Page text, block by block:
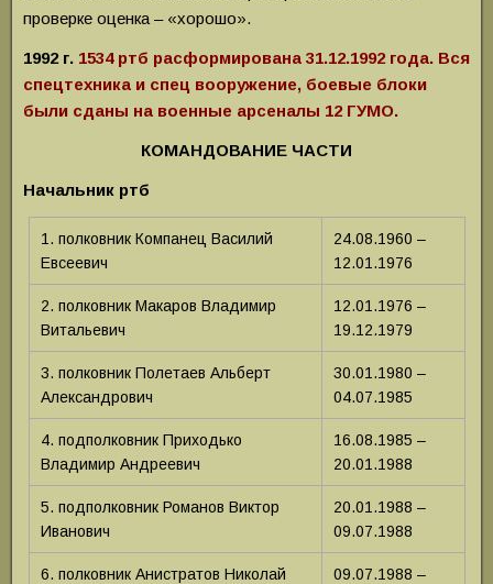
проверке оценка – «хорошо».
1992 г. 1534 ртб расформирована 31.12.1992 года. Вся
спецтехника и спец вооружение, боевые блоки
были сданы на военные арсеналы 12 ГУМО.
КОМАНДОВАНИЕ ЧАСТИ
Начальник ртб
1. полковник Компанец Василий
Евсеевич
24.08.1960 –
12.01.1976
2. полковник Макаров Владимир
Витальевич
12.01.1976 –
19.12.1979
3. полковник Полетаев Альберт
Александрович
30.01.1980 –
04.07.1985
4. подполковник Приходько
Владимир Андреевич
16.08.1985 –
20.01.1988
5. подполковник Романов Виктор
Иванович
20.01.1988 –
09.07.1988
6. полковник Анистратов Николай
09.07.1988 –